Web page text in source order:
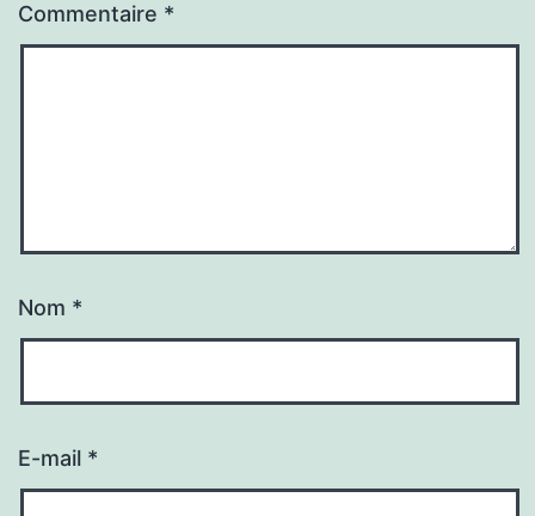
Commentaire *
Nom *
E-mail *